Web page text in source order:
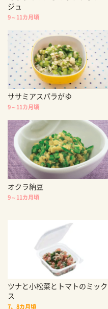
ジュ
9～11カ月頃
ササミアスパラがゆ
9～11カ月頃
オクラ納豆
9～11カ月頃
ツナと小松菜とトマトのミック
ス
7、8カ月頃